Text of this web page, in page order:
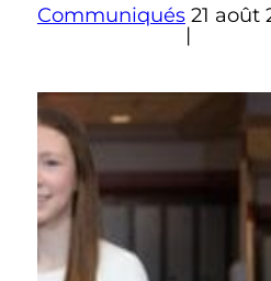
Communiqués
|
21 août